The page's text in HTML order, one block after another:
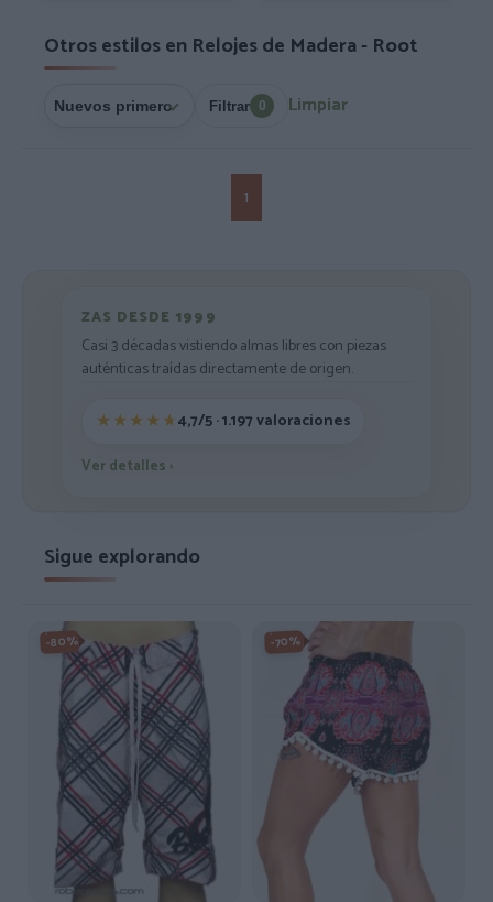
Otros estilos en Relojes de Madera - Root
Filtrar 0 Limpiar
1
ZAS DESDE 1999
Casi 3 décadas vistiendo almas libres con piezas
auténticas traídas directamente de origen.
4,7/5 · 1.197 valoraciones
Ver detalles ›
Sigue explorando
-80% -70%